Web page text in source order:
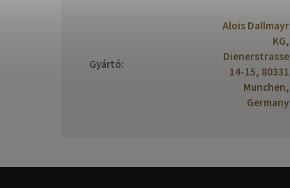
Gyártó:
Alois Dallmayr
KG,
Dienerstrasse
14-15, 80331
Munchen,
Germany